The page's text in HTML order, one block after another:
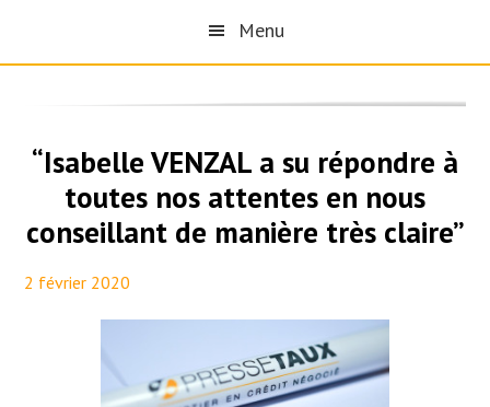
Menu
“Isabelle VENZAL a su répondre à
toutes nos attentes en nous
conseillant de manière très claire”
2 février 2020